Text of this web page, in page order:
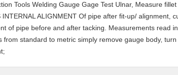
Tools Welding Gauge Gage Test Ulnar, Measure
INTERNAL ALIGNMENT Of pipe after fit-up/ alignment,
of pipe before and after tacking. Measurements read
from standard to metric simply remove gauge body,